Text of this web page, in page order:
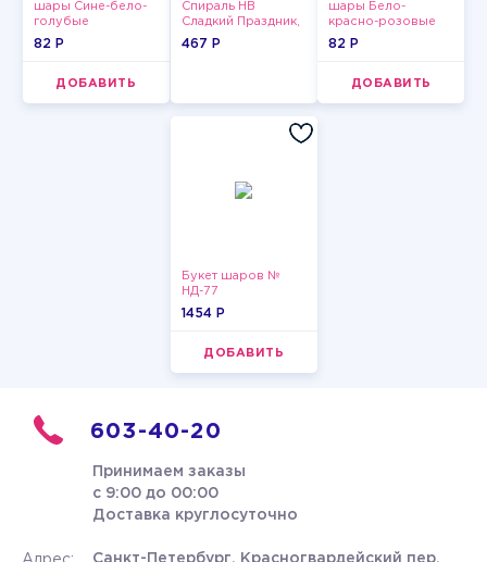
шары Сине-бело-
голубые
пастельные
82 P
ДОБАВИТЬ
Спираль HB
Сладкий Праздник,
12 шт.
467 P
шары Бело-
красно-розовые
пастельные
82 P
ДОБАВИТЬ
Букет шаров №
НД-77
1454 P
ДОБАВИТЬ
603-40-20
Принимаем заказы
с 9:00 до 00:00
Доставка круглосуточно
Санкт-Петербург, Красногвардейский пер.